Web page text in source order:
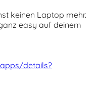
keinen Laptop mehr.
easy auf deinem
details?